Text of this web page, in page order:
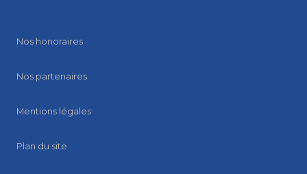
Nos honoraires
Nos partenaires
Mentions légales
Plan du site